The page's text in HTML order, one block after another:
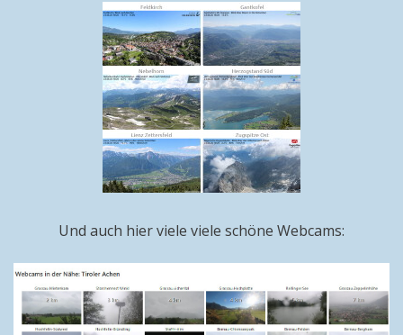
Und auch hier viele viele schöne Webcams: